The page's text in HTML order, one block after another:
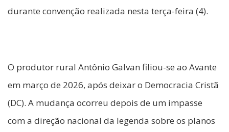
durante convenção realizada nesta terça-feira (4).
O produtor rural Antônio Galvan filiou-se ao Avante
em março de 2026, após deixar o Democracia Cristã
(DC). A mudança ocorreu depois de um impasse
com a direção nacional da legenda sobre os planos